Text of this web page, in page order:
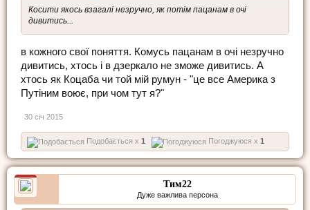
Косити якось взагалі незручно, як потім пацанам в очі
дивитись...
в кожного свої поняття. Комусь пацанам в очі незручно
дивитись, хтось і в дзеркало не зможе дивитись. А
хтось як Коцаба чи той мій румун - "це все Америка з
Путіним воює, при чом тут я?"
30 січ 2015
Подобається x 1 Погоджуюся x 1
Тим22
Дуже важлива персона